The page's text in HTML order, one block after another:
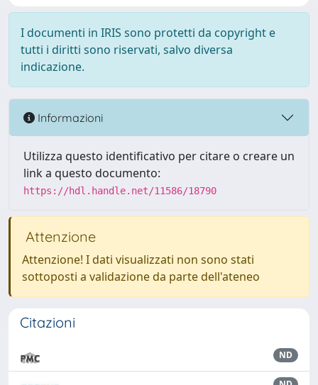
I documenti in IRIS sono protetti da copyright e
tutti i diritti sono riservati, salvo diversa
indicazione.
Informazioni
Utilizza questo identificativo per citare o creare un
link a questo documento:
https://hdl.handle.net/11586/18790
Attenzione
Attenzione! I dati visualizzati non sono stati
sottoposti a validazione da parte dell'ateneo
Citazioni
ND